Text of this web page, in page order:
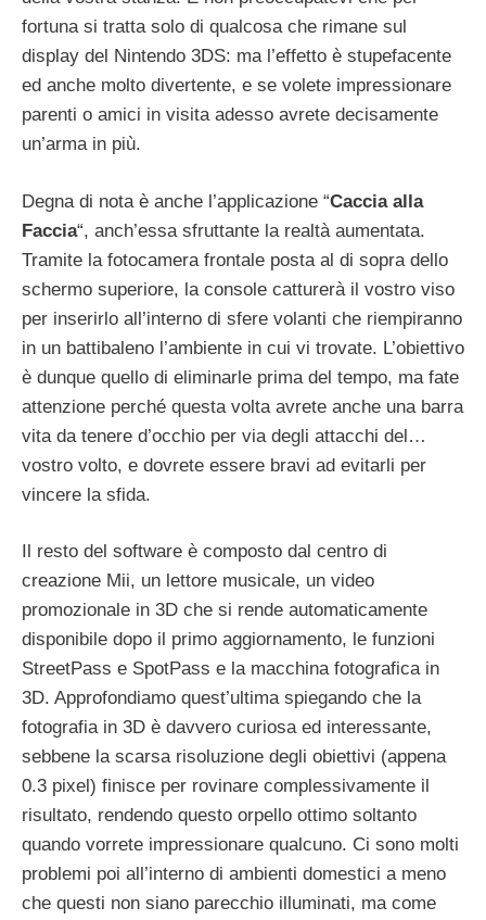
fortuna si tratta solo di qualcosa che rimane sul
display del Nintendo 3DS: ma l’effetto è stupefacente
ed anche molto divertente, e se volete impressionare
parenti o amici in visita adesso avrete decisamente
un’arma in più.
Degna di nota è anche l’applicazione “Caccia alla
Faccia“, anch’essa sfruttante la realtà aumentata.
Tramite la fotocamera frontale posta al di sopra dello
schermo superiore, la console catturerà il vostro viso
per inserirlo all’interno di sfere volanti che riempiranno
in un battibaleno l’ambiente in cui vi trovate. L’obiettivo
è dunque quello di eliminarle prima del tempo, ma fate
attenzione perché questa volta avrete anche una barra
vita da tenere d’occhio per via degli attacchi del…
vostro volto, e dovrete essere bravi ad evitarli per
vincere la sfida.
Il resto del software è composto dal centro di
creazione Mii, un lettore musicale, un video
promozionale in 3D che si rende automaticamente
disponibile dopo il primo aggiornamento, le funzioni
StreetPass e SpotPass e la macchina fotografica in
3D. Approfondiamo quest’ultima spiegando che la
fotografia in 3D è davvero curiosa ed interessante,
sebbene la scarsa risoluzione degli obiettivi (appena
0.3 pixel) finisce per rovinare complessivamente il
risultato, rendendo questo orpello ottimo soltanto
quando vorrete impressionare qualcuno. Ci sono molti
problemi poi all’interno di ambienti domestici a meno
che questi non siano parecchio illuminati, ma come